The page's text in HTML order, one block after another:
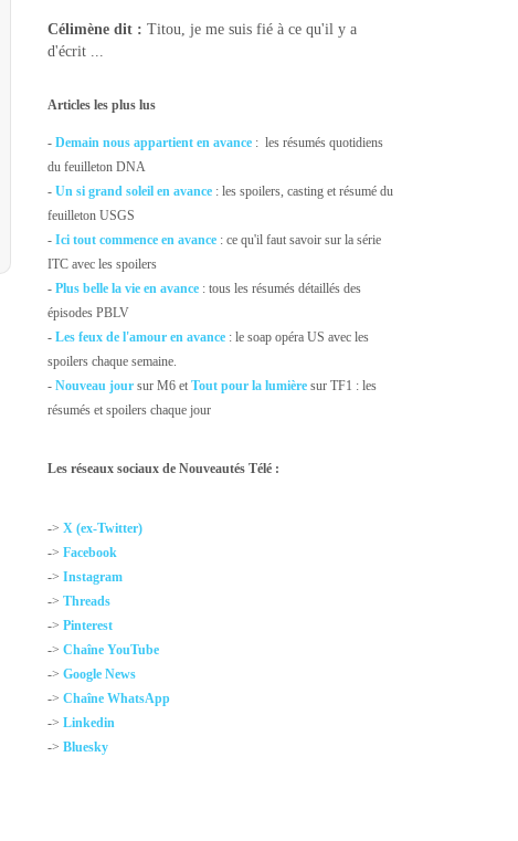
Célimène dit : Titou, je me suis fié à ce qu'il y a
d'écrit ...
Articles les plus lus
-Demain nous appartient en avance : les résumés quotidiens
du feuilleton DNA
-Un si grand soleil en avance : les spoilers, casting et résumé du
feuilleton USGS
-Ici tout commence en avance : ce qu'il faut savoir sur la série
ITC avec les spoilers
- Plus belle la vie en avance : tous les résumés détaillés des
épisodes PBLV
-Les feux de l'amour en avance : le soap opéra US avec les
spoilers chaque semaine.
-Nouveau jour sur M6 etTout pour la lumière sur TF1 : les
résumés et spoilers chaque jour
Les réseaux sociaux de Nouveautés Télé :
->X (ex-Twitter)
->Facebook
->Instagram
->Threads
->Pinterest
->Chaîne YouTube
->Google News
->Chaîne WhatsApp
->Linkedin
->Bluesky